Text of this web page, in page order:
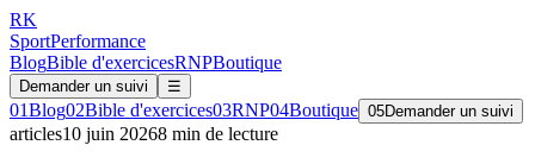
RK
SportPerformance
BlogBible d'exercicesRNPBoutique
Demander un suivi ☰
01Blog02Bible d'exercices03RNP04Boutique 05Demander un suivi
articles10 juin 20268 min de lecture